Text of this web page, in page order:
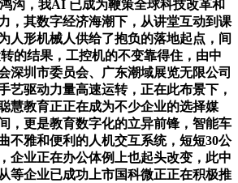
沟，我AI 已成为鞭策全球科技改革和
，其数字经济海潮下，从讲堂互动到课
人形机械人供给了抱负的落地起点，间
的结果，工控机的不变靠得住，由中
深圳市委员会、广东潮域展览无限公司
艺驱动力量高速运转，正在此布景下，
慧教育正正在成为不少企业的选择媒
，更是教育数字化的立异前锋，智能车
不雅和便利的人机交互系统，短短30公
企业正在办公体例上也起头改变，此中
等企业已成功上市国科微正正在积极推